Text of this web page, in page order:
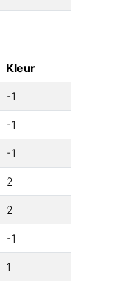
Kleur
-1
-1
-1
2
2
-1
1